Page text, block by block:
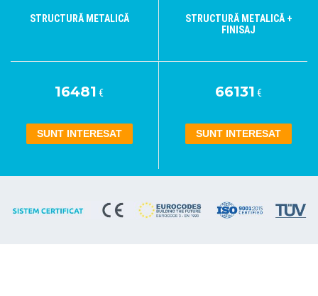
STRUCTURĂ METALICĂ
STRUCTURĂ METALICĂ +
FINISAJ
16481 €
SUNT INTERESAT
66131 €
SUNT INTERESAT